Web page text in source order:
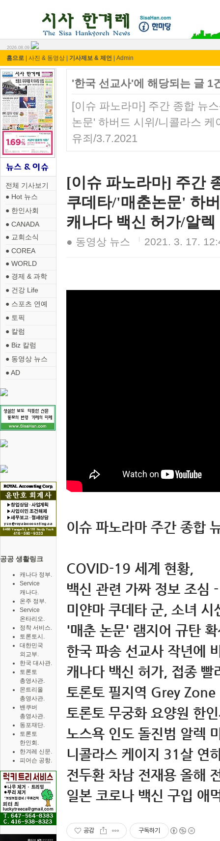
2026.08.09
홈으로 사진 & 동영상 기사제보 & 제언 Admin
전체 기사보기
● Hot 뉴스
● 한인사회
● CANADA
● 교회소식
● COREA
● WORLD
● 경제 & 과학
● 건강 Life
● 스포츠 연예
● 토픽
● 칼럼
● Biz 칼럼
● 동영상 뉴스
● AD
공공 생활링크
캐나다 정부.
Service
캐나다.
온주 정부.
Service
온타리오.
정착 서비스.
토론토시.
대한민국
외교부.
한국 대사관.
토론토
총영사관.
몬트리올
총영사관.
밴쿠버
총영사관.
동포재단.
토론토
한인회.
한겨레 신문.
피어슨 공항.
'한국 선교사'에 해당되는 글 1
[이슈 파노라마] 주간 종합 뉴
논문' 하버드 시위/니콜라스
유죄/3.7.2021
[이슈 파노라마] 주간
쿠데타/'매춘논문' 하
캐나다 백신 허가/알
● 동영상 뉴스 2021. 3. 17.
이슈 파노라마 주간 종합
COVID-19 세계 현황,
백신 관련 가짜 정보 조심 -
미얀마 쿠데타 군, 소녀 시
'매춘 논문' 램지어 규탄
한국 파송 선교사 작년에
캐나다 백신 허가, 접종 빨
토론토 필지역 Grey Zone
토론토 무궁화 요양원 한
노스욕 인도 돌진범 알렉
니콜라스 케이지 31살 연
전두환 차남 전재용 올해
일본 코로나 백신 구입 애
공감 구독하기